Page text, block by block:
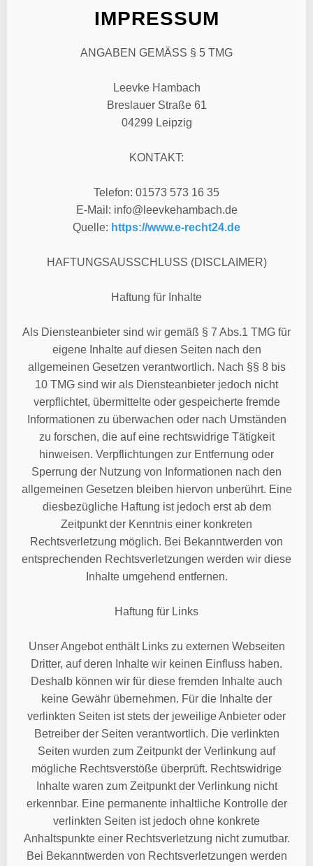
IMPRESSUM
ANGABEN GEMÄSS § 5 TMG
Leevke Hambach
Breslauer Straße 61
04299 Leipzig
KONTAKT:
Telefon: 01573 573 16 35
E-Mail: info@leevkehambach.de
Quelle: https://www.e-recht24.de
HAFTUNGSAUSSCHLUSS (DISCLAIMER)
Haftung für Inhalte
Als Diensteanbieter sind wir gemäß § 7 Abs.1 TMG für
eigene Inhalte auf diesen Seiten nach den
allgemeinen Gesetzen verantwortlich. Nach §§ 8 bis
10 TMG sind wir als Diensteanbieter jedoch nicht
verpflichtet, übermittelte oder gespeicherte fremde
Informationen zu überwachen oder nach Umständen
zu forschen, die auf eine rechtswidrige Tätigkeit
hinweisen. Verpflichtungen zur Entfernung oder
Sperrung der Nutzung von Informationen nach den
allgemeinen Gesetzen bleiben hiervon unberührt. Eine
diesbezügliche Haftung ist jedoch erst ab dem
Zeitpunkt der Kenntnis einer konkreten
Rechtsverletzung möglich. Bei Bekanntwerden von
entsprechenden Rechtsverletzungen werden wir diese
Inhalte umgehend entfernen.
Haftung für Links
Unser Angebot enthält Links zu externen Webseiten
Dritter, auf deren Inhalte wir keinen Einfluss haben.
Deshalb können wir für diese fremden Inhalte auch
keine Gewähr übernehmen. Für die Inhalte der
verlinkten Seiten ist stets der jeweilige Anbieter oder
Betreiber der Seiten verantwortlich. Die verlinkten
Seiten wurden zum Zeitpunkt der Verlinkung auf
mögliche Rechtsverstöße überprüft. Rechtswidrige
Inhalte waren zum Zeitpunkt der Verlinkung nicht
erkennbar. Eine permanente inhaltliche Kontrolle der
verlinkten Seiten ist jedoch ohne konkrete
Anhaltspunkte einer Rechtsverletzung nicht zumutbar.
Bei Bekanntwerden von Rechtsverletzungen werden